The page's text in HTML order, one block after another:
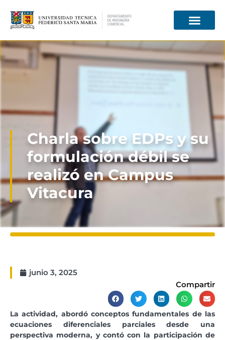
Información para
Charla sobre EDPs y su
formulación débil se
realizó en Campus
Vitacura
junio 3, 2025
Compartir
La actividad, abordó conceptos fundamentales de las
ecuaciones diferenciales parciales desde una
perspectiva moderna, y contó con la participación de